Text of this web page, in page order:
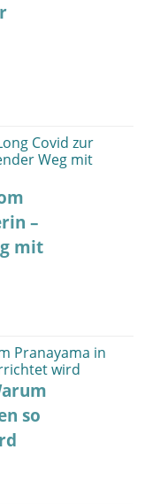
–
mit
so